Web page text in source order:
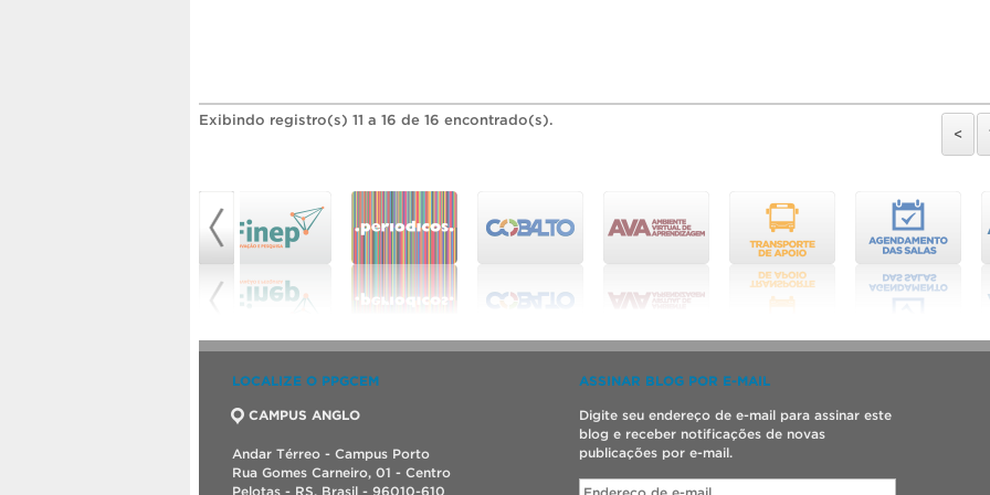
Exibindo registro(s) 11 a 16 de 16 encontrado(s).
<
LOCALIZE O PPGCEM
CAMPUS ANGLO
Andar Térreo - Campus Porto
Rua Gomes Carneiro, 01 - Centro
Pelotas - RS, Brasil - 96010-610
ASSINAR BLOG POR E-MAIL
Digite seu endereço de e-mail para assinar este
blog e receber notificações de novas
publicações por e-mail.
Endereço